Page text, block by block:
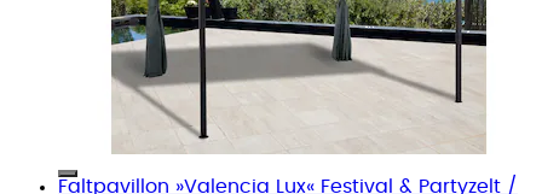
Faltpavillon »Valencia Lux« Festival & Partyzelt /